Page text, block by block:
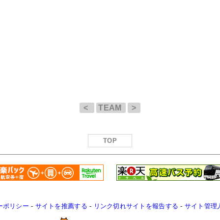
< TEAM >
TOP
ポリシー - サイトを推薦する - リンク切れサイトを報告する - サイト管理